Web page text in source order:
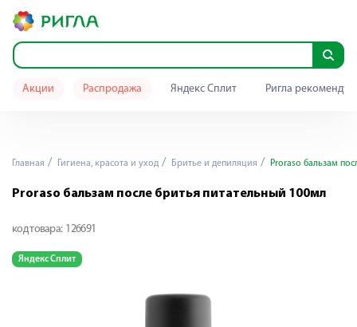
Акции Распродажа Яндекс Сплит Ригла
Главная Гигиена, красота и уход Бритье и депиляция Proraso бальзам
Proraso бальзам после бритья питательный 100мл
код товара: 126691
Яндекс Сплит